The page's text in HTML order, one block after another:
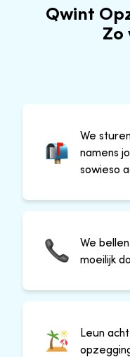
Qwint
Zo
We
namens
sowieso
We
moeilijk
Leun